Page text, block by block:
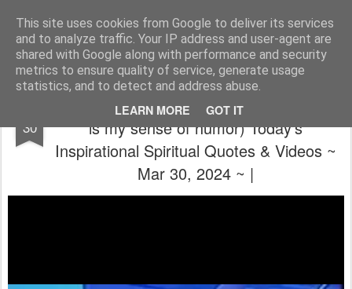
This site uses cookies from Google to deliver its services
and to analyze traffic. Your IP address and user-agent are
shared with Google along with performance and security
metrics to ensure quality of service, generate usage
statistics, and to detect and address abuse.
LEARN MORE GOT IT
The universe is eternal, infinite and vibrant, a conscious cosmos
Pages
30
🙏 ~ 💝 (A fucked up world. All I've got left
is my sense of humor) Today's
Inspirational Spiritual Quotes & Videos ~
Mar 30, 2024 ~ |